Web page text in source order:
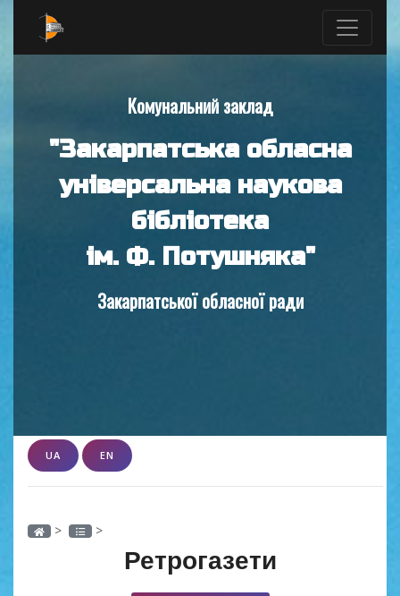
Комунальний заклад
"Закарпатська обласна
універсальна наукова
бібліотека
ім. Ф. Потушняка"
Закарпатської обласної ради
UA EN
> >
Ретрогазети